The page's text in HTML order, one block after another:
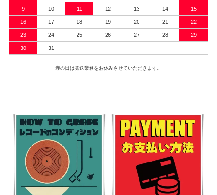
9 10 11 12 13 14 15
16 17 18 19 20 21 22
23 24 25 26 27 28 29
30 31
赤の日は発送業務をお休みさせていただきます。